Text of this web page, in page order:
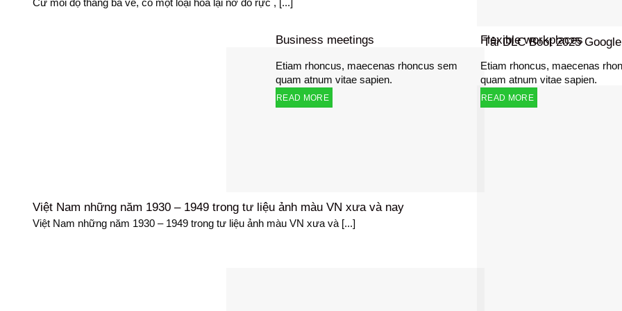
Business meetings
Etiam rhoncus, maecenas rhoncus sem
quam atnum vitae sapien.
READ MORE
Flexible workplaces
Etiam rhoncus, maecenas
quam atnum vitae sapien.
READ MORE
Tải DLC Boot 2025
Cứ mỗi độ tháng ba về, có một loại hoa lại nở đỏ rực , [...]
Việt Nam những năm 1930 – 1949 trong tư liệu ảnh màu VN xưa và nay
Việt Nam những năm 1930 – 1949 trong tư liệu ảnh màu VN xưa và [...]